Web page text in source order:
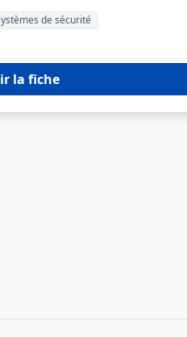
de sécurité
la fiche